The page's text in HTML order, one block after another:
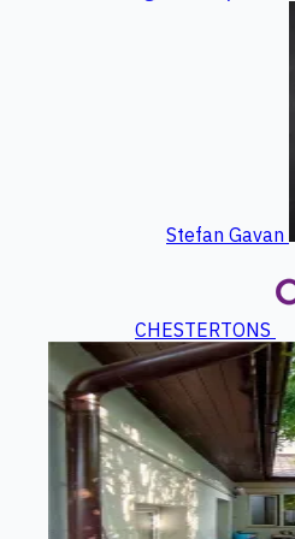
Stefan Gavan
CHESTERTONS